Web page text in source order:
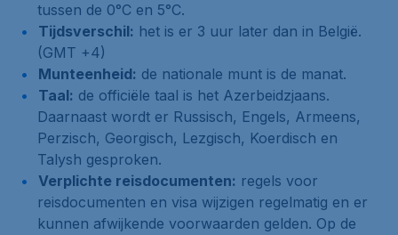
tussen de 0°C en 5°C.
Tijdsverschil: het is er 3 uur later dan in België.
(GMT +4)
Munteenheid: de nationale munt is de manat.
Taal: de officiële taal is het Azerbeidzjaans.
Daarnaast wordt er Russisch, Engels, Armeens,
Perzisch, Georgisch, Lezgisch, Koerdisch en
Talysh gesproken.
Verplichte reisdocumenten: regels voor
reisdocumenten en visa wijzigen regelmatig en er
kunnen afwijkende voorwaarden gelden. Op de